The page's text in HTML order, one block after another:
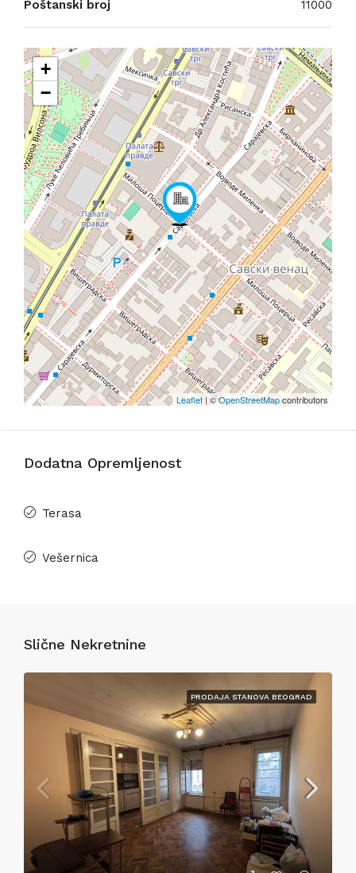
Poštanski broj 11000
+
−
Leaflet | ©OpenStreetMapcontributors
Dodatna Opremljenost
Terasa
Vešernica
Slične Nekretnine
PRODAJA STANOVA BEOGRAD